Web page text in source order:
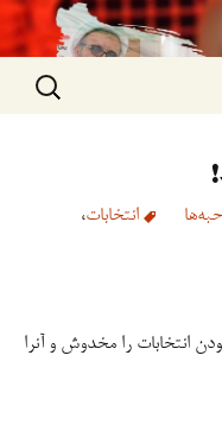
جستجو
برای:
انتخابات،
انتخابات را مخدوش و آنرا